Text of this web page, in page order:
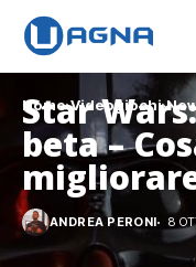
Home Videogiochi
Star
beta –
ANDREA PERONI 8